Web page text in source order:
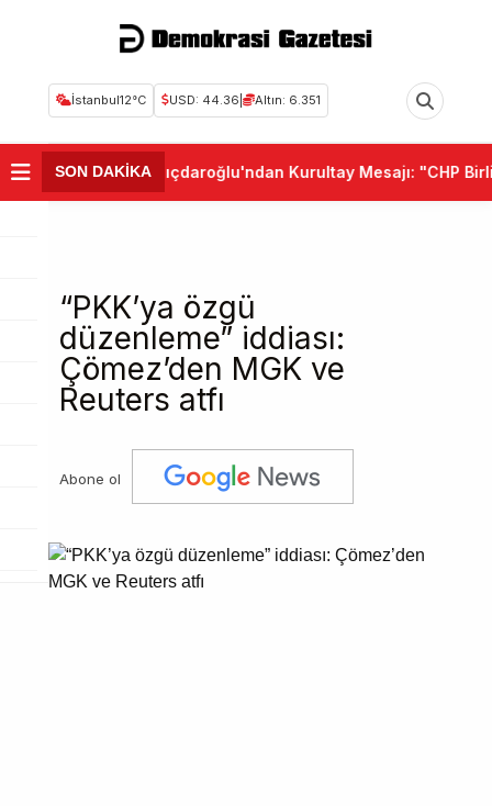
İstanbul12°C USD: 44.36 Altın: 6.351
SON DAKİKA
•Kemal Kılıçdaroğlu'ndan Kurultay Mesajı: "CHP
“PKK’ya özgü
düzenleme” iddiası:
Çömez’den MGK ve
Reuters atfı
Abone ol